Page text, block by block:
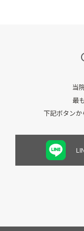
当
最
下記ボタンか